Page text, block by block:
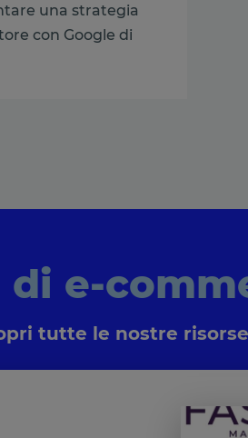
una strategia
con Google di
e-
tutte le nostre